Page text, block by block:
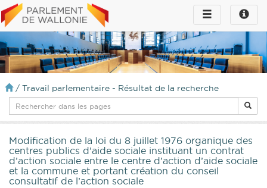
Toggle
infos
Toggle
navigation
/ Travail parlementaire - Résultat de la recherche
Modification de la loi du 8 juillet 1976 organique des
centres publics d’aide sociale instituant un contrat
d’action sociale entre le centre d’action d’aide sociale
et la commune et portant création du conseil
consultatif de l’action sociale